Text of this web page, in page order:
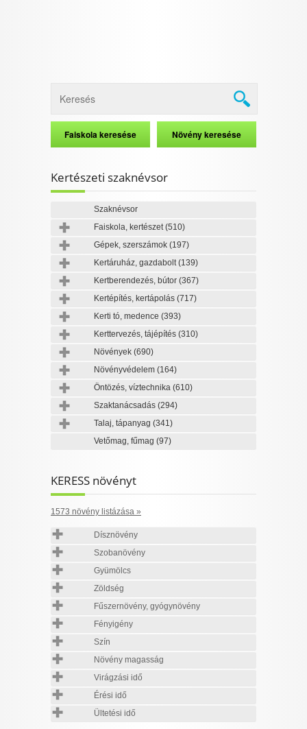
Kertészeti szaknévsor
Szaknévsor
Faiskola, kertészet(510)
Gépek, szerszámok (197)
Kertáruház, gazdabolt(139)
Kertberendezés, bútor (367)
Kertépítés, kertápolás (717)
Kerti tó, medence (393)
Kerttervezés, tájépítés (310)
Növények (690)
Növényvédelem (164)
Öntözés, víztechnika (610)
Szaktanácsadás (294)
Talaj, tápanyag (341)
Vetőmag, fűmag (97)
KERESS növényt
1573 növény listázása »
Dísznövény
Szobanövény
Gyümölcs
Zöldség
Fűszernövény, gyógynövény
Fényigény
Szín
Növény magasság
Virágzási idő
Érési idő
Ültetési idő